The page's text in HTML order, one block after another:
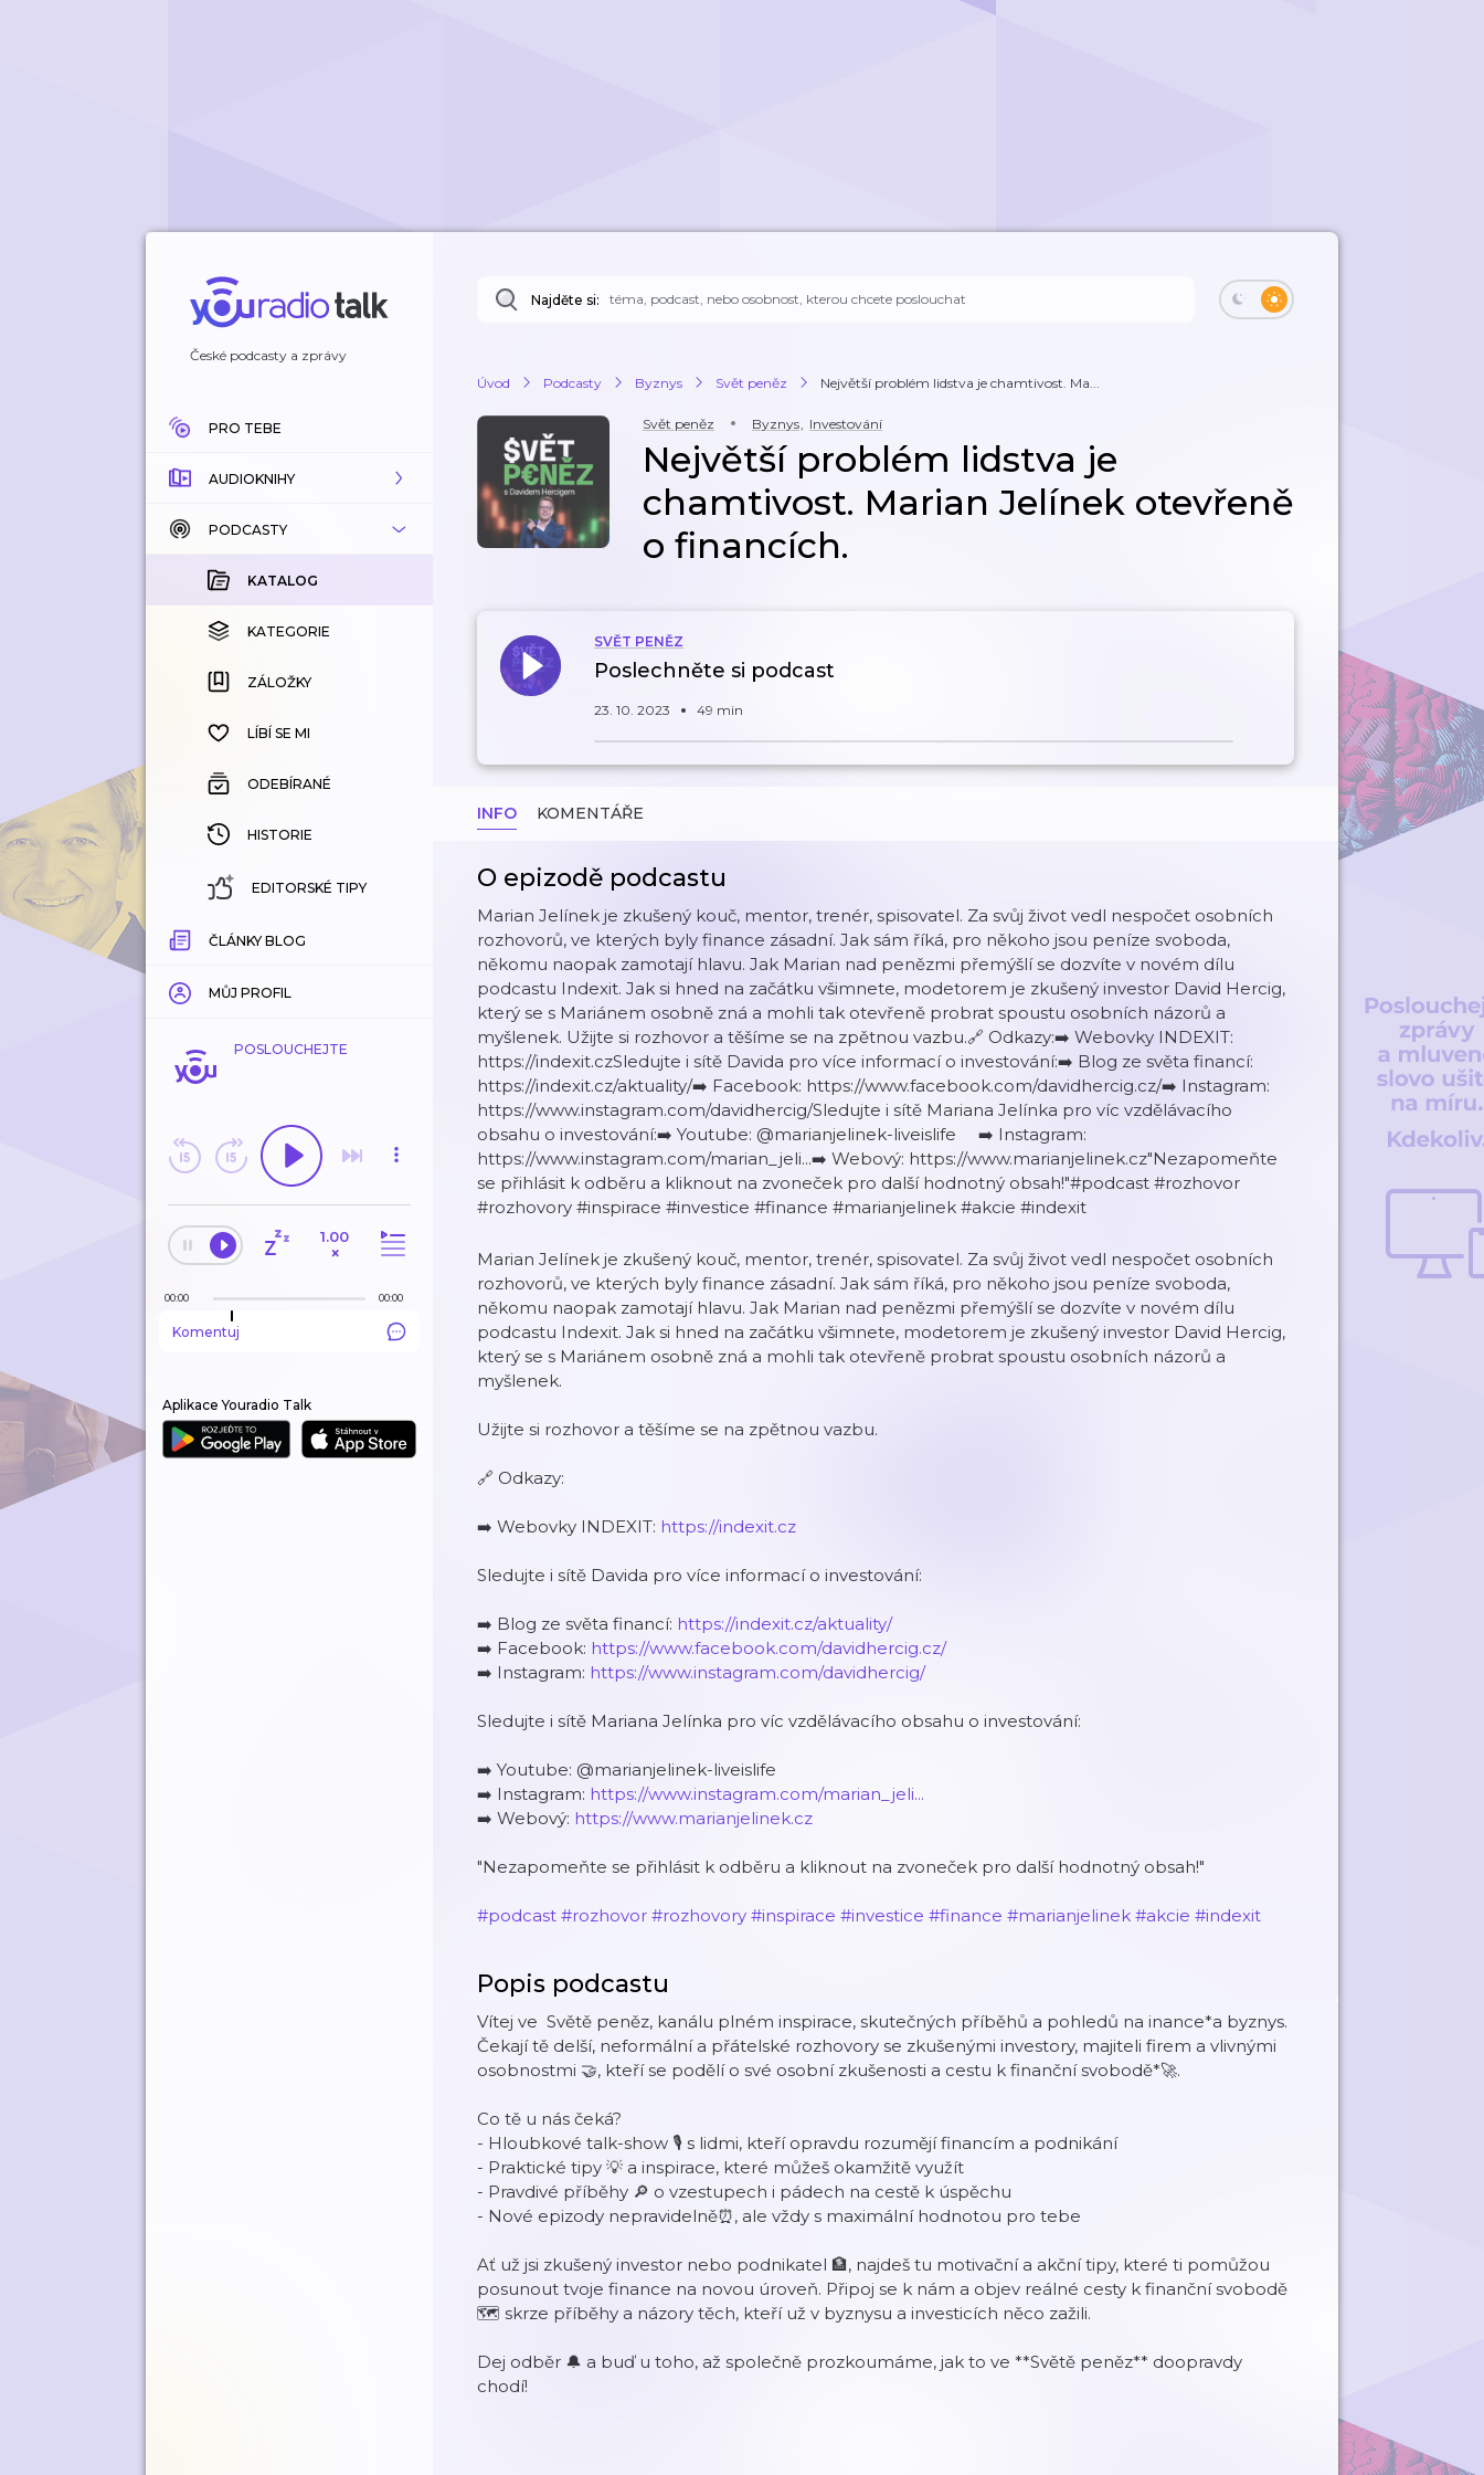
České podcasty a zprávy
PRO TEBE
AUDIOKNIHY
KATALOG
KOUPENÉ
KATEGORIE
ZÁLOŽKY
HISTORIE
PODCASTY
KATALOG
KATEGORIE
ZÁLOŽKY
LÍBÍ SE MI
ODEBÍRANÉ
HISTORIE
EDITORSKÉ TIPY
ČLÁNKY BLOG
MŮJ PROFIL
POSLOUCHEJTE
1.00
×
00:00 00:00
Komentuj
Aplikace Youradio Talk
Najděte si:
Úvod Podcasty Byznys Svět peněz Největší problém lidstva je chamtivost. Ma...
Svět peněz Byznys, Investování
Největší problém lidstva je
chamtivost. Marian Jelínek otevřeně
o financích.
SVĚT PENĚZ
Poslechněte si podcast
23. 10. 2023 49 min
INFO KOMENTÁŘE
O epizodě podcastu
Marian Jelínek je zkušený kouč, mentor, trenér, spisovatel. Za svůj život vedl nespočet osobních
rozhovorů, ve kterých byly finance zásadní. Jak sám říká, pro někoho jsou peníze svoboda,
někomu naopak zamotají hlavu. Jak Marian nad penězmi přemýšlí se dozvíte v novém dílu
podcastu Indexit. Jak si hned na začátku všimnete, modetorem je zkušený investor David Hercig,
který se s Mariánem osobně zná a mohli tak otevřeně probrat spoustu osobních názorů a
myšlenek. Užijte si rozhovor a těšíme se na zpětnou vazbu.🔗 Odkazy:➡️ Webovky INDEXIT:
https://indexit.czSledujte i sítě Davida pro více informací o investování:➡️ Blog ze světa financí:
https://indexit.cz/aktuality/➡️ Facebook: https://www.facebook.com/davidhercig.cz/➡️ Instagram:
https://www.instagram.com/davidhercig/Sledujte i sítě Mariana Jelínka pro víc vzdělávacího
obsahu o investování:➡️ Youtube: @marianjelinek-liveislife ➡️ Instagram:
https://www.instagram.com/marian_jeli...➡️ Webový: https://www.marianjelinek.cz"Nezapomeňte
se přihlásit k odběru a kliknout na zvoneček pro další hodnotný obsah!"#podcast #rozhovor
#rozhovory #inspirace #investice #finance #marianjelinek #akcie #indexit
Marian Jelínek je zkušený kouč, mentor, trenér, spisovatel. Za svůj život vedl nespočet osobních
rozhovorů, ve kterých byly finance zásadní. Jak sám říká, pro někoho jsou peníze svoboda,
někomu naopak zamotají hlavu. Jak Marian nad penězmi přemýšlí se dozvíte v novém dílu
podcastu Indexit. Jak si hned na začátku všimnete, modetorem je zkušený investor David Hercig,
který se s Mariánem osobně zná a mohli tak otevřeně probrat spoustu osobních názorů a
myšlenek.
Užijte si rozhovor a těšíme se na zpětnou vazbu.
🔗 Odkazy:
➡️ Webovky INDEXIT: https://indexit.cz
Sledujte i sítě Davida pro více informací o investování:
➡️ Blog ze světa financí: https://indexit.cz/aktuality/
➡️ Facebook: https://www.facebook.com/davidhercig.cz/
➡️ Instagram: https://www.instagram.com/davidhercig/
Sledujte i sítě Mariana Jelínka pro víc vzdělávacího obsahu o investování:
➡️ Youtube: @marianjelinek-liveislife
➡️ Instagram: https://www.instagram.com/marian_jeli...
➡️ Webový: https://www.marianjelinek.cz
"Nezapomeňte se přihlásit k odběru a kliknout na zvoneček pro další hodnotný obsah!"
#podcast #rozhovor #rozhovory #inspirace #investice #finance #marianjelinek #akcie #indexit
Popis podcastu
Vítej ve Světě peněz, kanálu plném inspirace, skutečných příběhů a pohledů na inance*a byznys.
Čekají tě delší, neformální a přátelské rozhovory se zkušenými investory, majiteli firem a vlivnými
osobnostmi 🤝, kteří se podělí o své osobní zkušenosti a cestu k finanční svobodě*🚀.
Co tě u nás čeká?
- Hloubkové talk-show 🎙️ s lidmi, kteří opravdu rozumějí financím a podnikání
- Praktické tipy 💡 a inspirace, které můžeš okamžitě využít
- Pravdivé příběhy 🔎 o vzestupech i pádech na cestě k úspěchu
- Nové epizody nepravidelně⏰, ale vždy s maximální hodnotou pro tebe
Ať už jsi zkušený investor nebo podnikatel 🏦, najdeš tu motivační a akční tipy, které ti pomůžou
posunout tvoje finance na novou úroveň. Připoj se k nám a objev reálné cesty k finanční svobodě
🗺️ skrze příběhy a názory těch, kteří už v byznysu a investicích něco zažili.
Dej odběr 🔔 a buď u toho, až společně prozkoumáme, jak to ve **Světě peněz** doopravdy
chodí!